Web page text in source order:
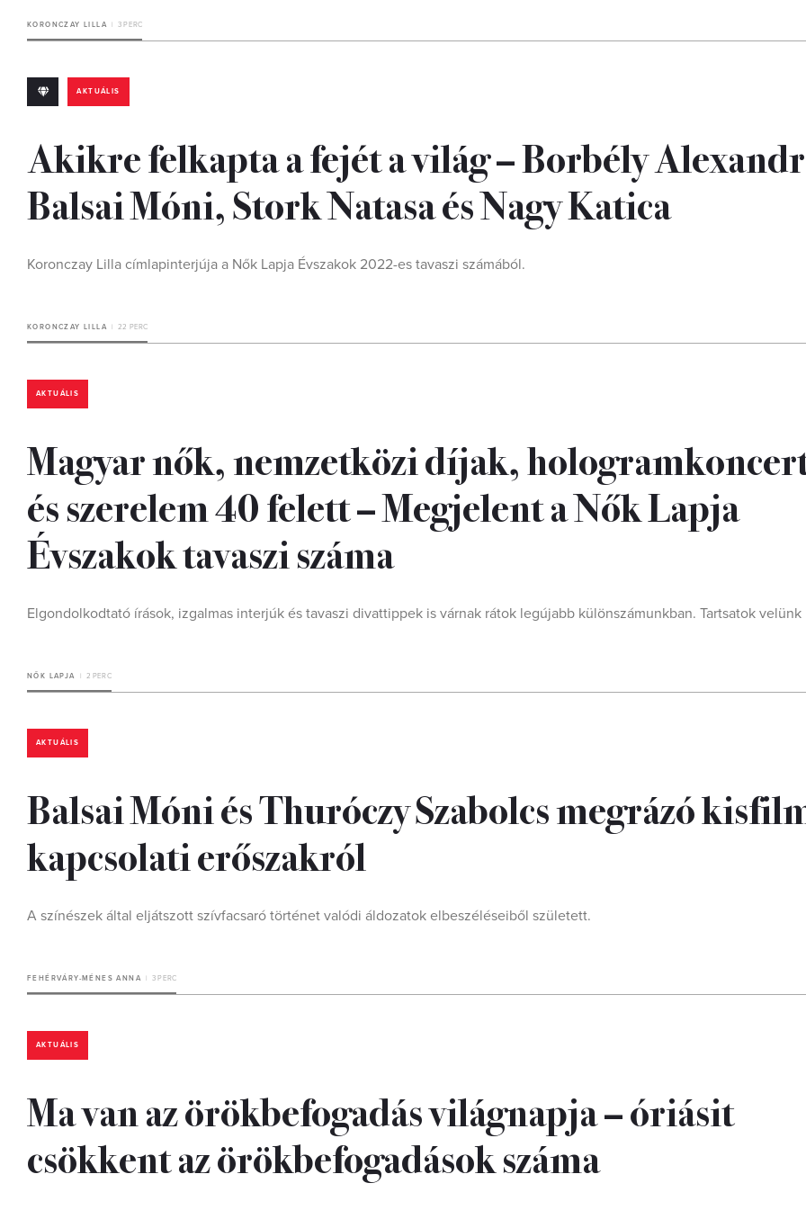
KORONCZAY LILLA 3 PERC
AKTUÁLIS
Akikre felkapta a fejét a világ – Borbély
Balsai Móni, Stork Natasa és Nagy Katica
Koronczay Lilla címlapinterjúja a Nők Lapja Évszakok 2022-es tavaszi számából.
KORONCZAY LILLA 22 PERC
AKTUÁLIS
Magyar nők, nemzetközi díjak,
és szerelem 40 felett – Megjelent a Nők Lapja
Évszakok tavaszi száma
Elgondolkodtató írások, izgalmas interjúk és tavaszi divattippek is várnak rátok legújabb különszámunkban. Tartsatok velünk
NŐK LAPJA 2 PERC
AKTUÁLIS
Balsai Móni és Thuróczy Szabolcs megrázó
kapcsolati erőszakról
A színészek által eljátszott szívfacsaró történet valódi áldozatok elbeszéléseiből született.
FEHÉRVÁRY-MÉNES ANNA 3 PERC
AKTUÁLIS
Ma van az örökbefogadás világnapja – óriásit
csökkent az örökbefogadások száma